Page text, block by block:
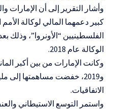
وأشار التقرير إلى أن الإمارات
كبير دعمهما المالي لوكالة
الفلسطينيين “الأونروا”، وذلك
الوكالة عام 2018.
و2019، خفضت مساهمتها
الاتفاقيات.
واستمر التوسع الاستيطاني